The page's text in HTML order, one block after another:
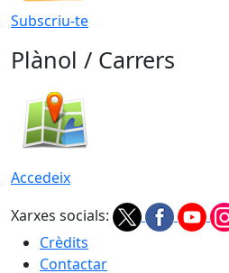
Subscriu-te
Plànol / Carrers
Accedeix
Xarxes socials:
Crèdits
Contactar